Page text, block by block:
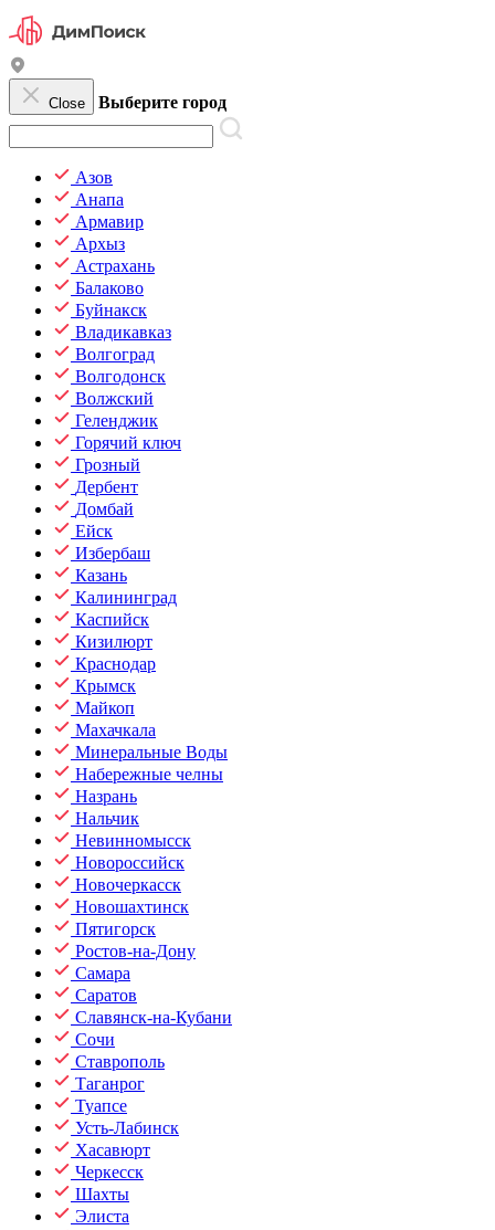
Close Выберите город
Азов
Анапа
Армавир
Архыз
Астрахань
Балаково
Буйнакск
Владикавказ
Волгоград
Волгодонск
Волжский
Геленджик
Горячий ключ
Грозный
Дербент
Домбай
Ейск
Избербаш
Казань
Калининград
Каспийск
Кизилюрт
Краснодар
Крымск
Майкоп
Махачкала
Минеральные Воды
Набережные челны
Назрань
Нальчик
Невинномысск
Новороссийск
Новочеркасск
Новошахтинск
Пятигорск
Ростов-на-Дону
Самара
Саратов
Славянск-на-Кубани
Сочи
Ставрополь
Таганрог
Туапсе
Усть-Лабинск
Хасавюрт
Черкесск
Шахты
Элиста